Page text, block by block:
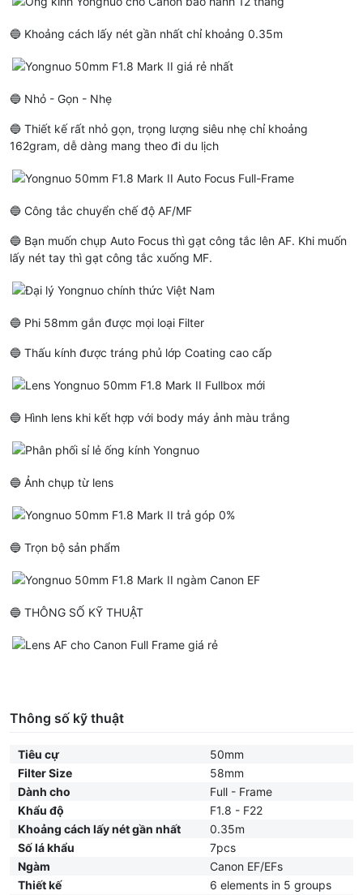
🔵 Khoảng cách lấy nét gần nhất chỉ khoảng 0.35m
🔵 Nhỏ - Gọn - Nhẹ
🔵 Thiết kế rất nhỏ gọn, trọng lượng siêu nhẹ chỉ khoảng
162gram, dễ dàng mang theo đi du lịch
🔵 Công tắc chuyển chế độ AF/MF
🔵 Bạn muốn chụp Auto Focus thì gạt công tắc lên AF. Khi muốn
lấy nét tay thì gạt công tắc xuống MF.
🔵 Phi 58mm gắn được mọi loại Filter
🔵 Thấu kính được tráng phủ lớp Coating cao cấp
🔵 Hình lens khi kết hợp với body máy ảnh màu trắng
🔵 Ảnh chụp từ lens
🔵 Trọn bộ sản phẩm
🔵 THÔNG SỐ KỸ THUẬT
Thông số kỹ thuật
Tiêu cự
50mm
Filter Size
58mm
Dành cho
Full - Frame
Khẩu độ
F1.8 - F22
Khoảng cách lấy nét gần nhất
0.35m
Số lá khẩu
7pcs
Ngàm
Canon EF/EFs
Thiết kế
6 elements in 5 groups